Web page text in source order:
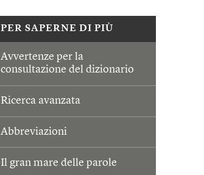
PER SAPERNE DI PIÙ
Avvertenze per la
consultazione del dizionario
Ricerca avanzata
Abbreviazioni
Il gran mare delle parole